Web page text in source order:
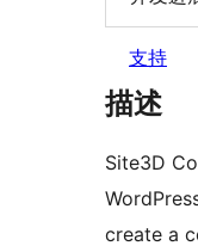
支持
描述
Site3D
create a